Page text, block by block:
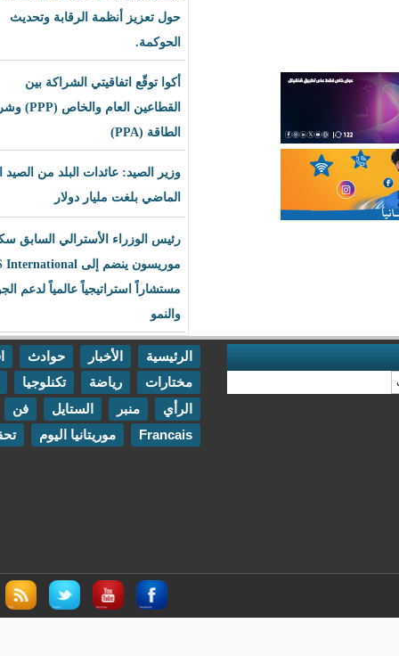
حول تعزيز أنظمة الرقابة وتحديث
أكوا توقّع اتفاقيتي الشراكة بين
القطاعين العام والخاص (PPP) وشراء
الطاقة (PPA)
وزير الصيد: عائدات البلد من الصيد العام
الماضي بلغت مليار دولار
رئيس الوزراء الأسترالي السابق سكوت
موريسون ينضم إلى BLS International
مستشاراً استراتيجياً عالمياً لدعم الجودة
حوادث
اقتصاد
تكنلوجيا
مقابلات
الستايل فن
اتصل بنا
موريتانيا اليوم تحقيقات